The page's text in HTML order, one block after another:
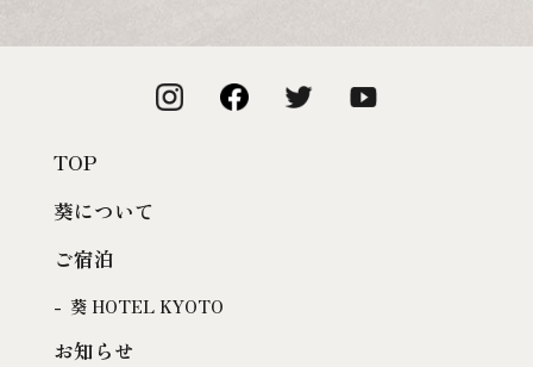
TOP
葵について
ご宿泊
葵 HOTEL KYOTO
お知らせ